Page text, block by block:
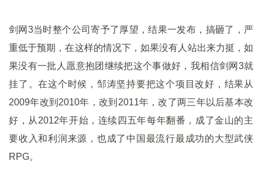
剑网3当时整个公司寄予了厚望，结果一发布，搞砸了，严
重低于预期，在这样的情况下，如果没有人站出来力挺，如
果没有一批人愿意抱团继续把这个事做好，我相信剑网3就
挂了。在这个时候，邹涛坚持要把这个项目改好，结果从
2009年改到2010年，改到2011年，改了两三年以后基本改
好，从2012年开始，连续四五年每年翻番，成了金山的主
要收入和利润来源，也成了中国最流行最成功的大型武侠
RPG。